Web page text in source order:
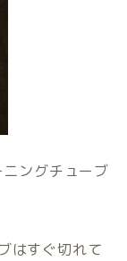
ングチューブ
はすぐ切れて